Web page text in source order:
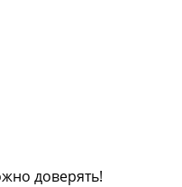
доверять!